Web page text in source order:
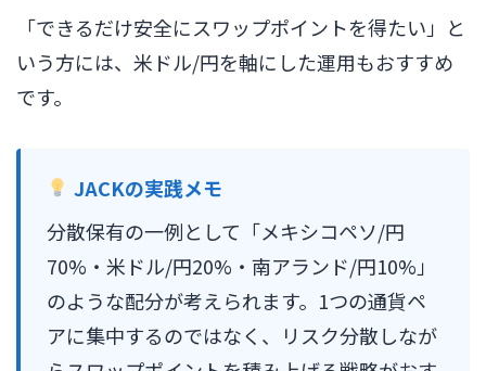
「できるだけ安全にスワップポイントを得たい」と
いう方には、米ドル/円を軸にした運用もおすすめ
です。
JACKの実践メモ
分散保有の一例として「メキシコペソ/円
70%・米ドル/円20%・南アランド/円10%」
のような配分が考えられます。1つの通貨ペ
アに集中するのではなく、リスク分散しなが